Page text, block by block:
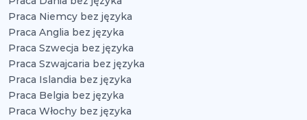
Praca Niemcy bez języka
Praca Anglia bez języka
Praca Szwecja bez języka
Praca Szwajcaria bez języka
Praca Islandia bez języka
Praca Belgia bez języka
Praca Włochy bez języka